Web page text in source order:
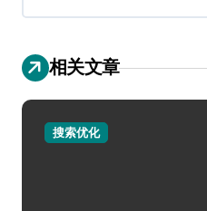
相关文章
搜索优化